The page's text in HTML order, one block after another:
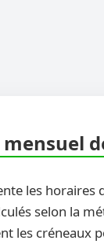
les horaires
selon la
les créneaux